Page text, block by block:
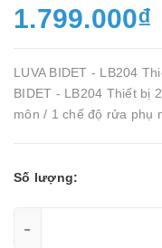
1.799.000₫
LUVA BIDET - LB204
BIDET - LB204 Thiết bị
môn / 1 chế độ rửa phụ
Số lượng:
-